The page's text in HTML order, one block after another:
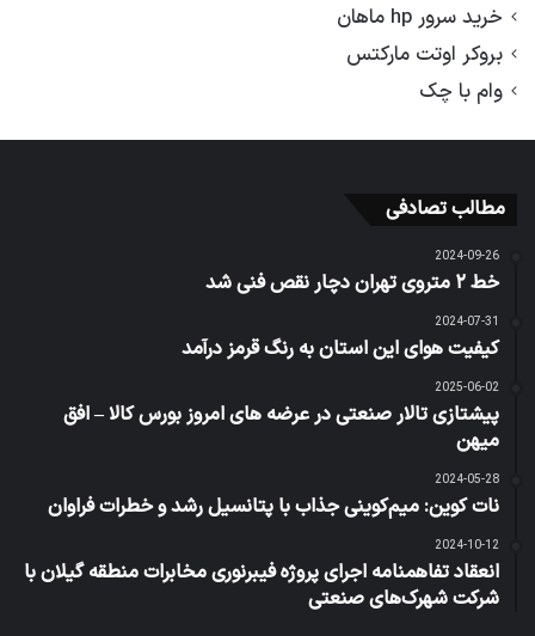
خرید سرور hp ماهان
بروکر اوتت مارکتس
وام با چک
مطالب تصادفی
2024-09-26
خط ۲ متروی تهران دچار نقص فنی شد
2024-07-31
کیفیت هوای این استان به رنگ قرمز درآمد
2025-06-02
پیشتازی تالار صنعتی در عرضه های امروز بورس کالا – افق
میهن
2024-05-28
نات کوین: میم‌کوینی جذاب با پتانسیل رشد و خطرات فراوان
2024-10-12
انعقاد تفاهمنامه اجرای پروژه فیبرنوری مخابرات منطقه گیلان با
شرکت شهرک‌های صنعتی